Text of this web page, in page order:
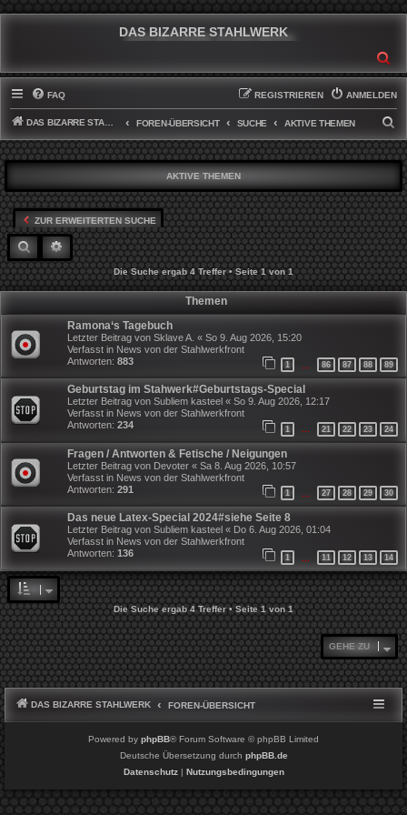
DAS BIZARRE STAHLWERK
FAQ ANMELDEN
REGISTRIEREN
DAS BIZARRE STAHLWERK FOREN-ÜBERSICHT SUCHE AKTIVE THEMEN
U
C
H
E
AKTIVE THEMEN
ZUR ERWEITERTEN SUCHE
SUCHE ERWEITERTE SUCHE
Die Suche ergab 4 Treffer • Seite1von1
Themen
Ramona‘s Tagebuch
Letzter Beitrag von Sklave A. « So 9. Aug 2026, 15:20
Verfasst in News von der Stahlwerkfront
Antworten: 883 1 86 87 88 89
Geburtstag im Stahwerk#Geburtstags-Special
Letzter Beitrag von Subliem kasteel « So 9. Aug 2026, 12:17
Verfasst in News von der Stahlwerkfront
Antworten: 234 1 … 21 22 23 24
Fragen / Antworten & Fetische / Neigungen
Letzter Beitrag von Devoter « Sa 8. Aug 2026, 10:57
Verfasst in News von der Stahlwerkfront
Antworten: 291 1 27 28 29 30
Das neue Latex-Special 2024#siehe Seite 8
Letzter Beitrag von Subliem kasteel « Do 6. Aug 2026, 01:04
Verfasst in News von der Stahlwerkfront
Antworten: 136 1 11 12 13 14
Die Suche ergab 4 Treffer • Seite1von1
GEHE ZU
DAS BIZARRE STAHLWERK FOREN-ÜBERSICHT
Powered by phpBB® Forum Software © phpBB Limited
Deutsche Übersetzung durch phpBB.de
Datenschutz| Nutzungsbedingungen